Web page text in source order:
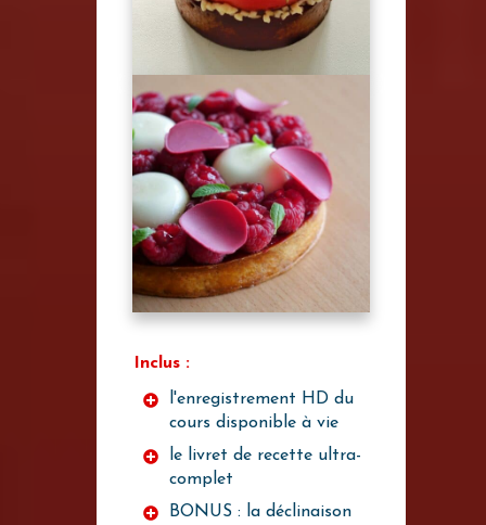
Inclus :
l'enregistrement HD du
cours disponible à vie
le livret de recette ultra-
complet
BONUS : la déclinaison